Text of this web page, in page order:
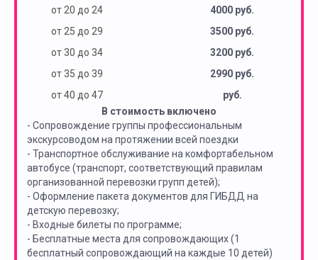
от 20 до 24
4000 руб.
от 25 до 29
3500 руб.
от 30 до 34
3200 руб.
от 35 до 39
2990 руб.
от 40 до 47
руб.
В стоимость включено
- Сопровождение группы профессиональным
экскурсоводом на протяжении всей поездки
- Транспортное обслуживание на комфортабельном
автобусе (транспорт, соответствующий правилам
организованной перевозки групп детей);
- Оформление пакета документов для ГИБДД на
детскую перевозку;
- Входные билеты по программе;
- Бесплатные места для сопровождающих (1
бесплатный сопровождающий на каждые 10 детей)